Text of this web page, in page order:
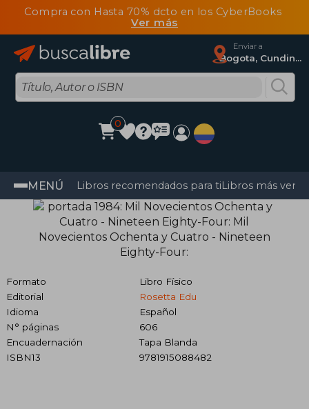
Compra con Hasta 70% dcto en los CyberBooks
Ver más
Enviar a
Bogota, Cundinamarca
0
MENÚ Libros recomendados para tiLibros más
Formato
Libro Físico
Editorial
Rosetta Edu
Idioma
Español
N° páginas
606
Encuadernación
Tapa Blanda
ISBN13
9781915088482